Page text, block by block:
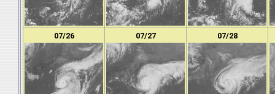
07/26 07/27 07/28